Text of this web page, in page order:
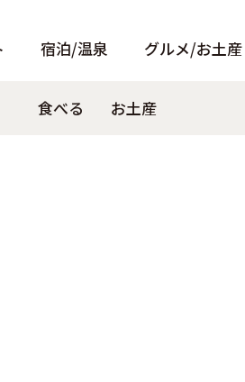
Pamphlet 小冊子
天窓洞 観る あそぶ
宿泊/温泉
泊まる 温泉
グルメ/お土産
食べる お土産